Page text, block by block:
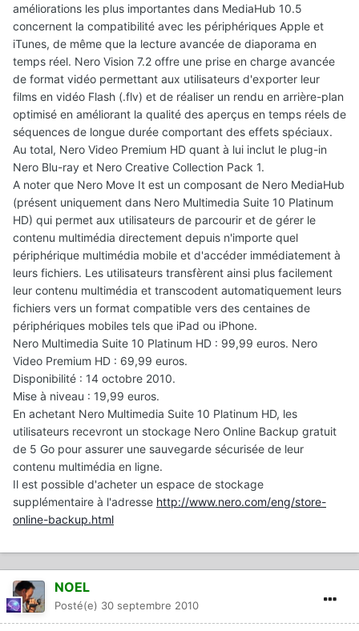
améliorations les plus importantes dans MediaHub 10.5
concernent la compatibilité avec les périphériques Apple et
iTunes, de même que la lecture avancée de diaporama en
temps réel. Nero Vision 7.2 offre une prise en charge avancée
de format vidéo permettant aux utilisateurs d'exporter leur
films en vidéo Flash (.flv) et de réaliser un rendu en arrière-plan
optimisé en améliorant la qualité des aperçus en temps réels de
séquences de longue durée comportant des effets spéciaux.
Au total, Nero Video Premium HD quant à lui inclut le plug-in
Nero Blu-ray et Nero Creative Collection Pack 1.
A noter que Nero Move It est un composant de Nero MediaHub
(présent uniquement dans Nero Multimedia Suite 10 Platinum
HD) qui permet aux utilisateurs de parcourir et de gérer le
contenu multimédia directement depuis n'importe quel
périphérique multimédia mobile et d'accéder immédiatement à
leurs fichiers. Les utilisateurs transfèrent ainsi plus facilement
leur contenu multimédia et transcodent automatiquement leurs
fichiers vers un format compatible vers des centaines de
périphériques mobiles tels que iPad ou iPhone.
Nero Multimedia Suite 10 Platinum HD : 99,99 euros. Nero
Video Premium HD : 69,99 euros.
Disponibilité : 14 octobre 2010.
Mise à niveau : 19,99 euros.
En achetant Nero Multimedia Suite 10 Platinum HD, les
utilisateurs recevront un stockage Nero Online Backup gratuit
de 5 Go pour assurer une sauvegarde sécurisée de leur
contenu multimédia en ligne.
Il est possible d'acheter un espace de stockage
supplémentaire à l'adresse http://www.nero.com/eng/store-
online-backup.html
NOEL
Posté(e) 30 septembre 2010